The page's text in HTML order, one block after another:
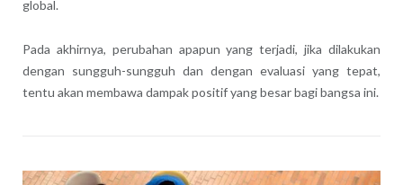
global.
Pada akhirnya, perubahan apapun yang terjadi, jika dilakukan
dengan sungguh-sungguh dan dengan evaluasi yang tepat,
tentu akan membawa dampak positif yang besar bagi bangsa ini.